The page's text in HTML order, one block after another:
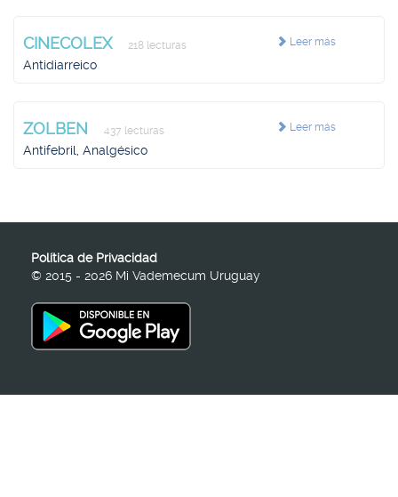
Leer más
CINECOLEX 218 lecturas
Antidiarreico
Leer más
ZOLBEN 437 lecturas
Antifebril, Analgésico
Política de Privacidad
© 2015 - 2026 Mi Vademecum Uruguay